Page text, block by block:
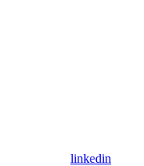
linkedin